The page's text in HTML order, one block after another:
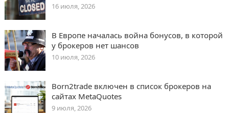
16 июля, 2026
В Европе началась война бонусов, в которой
у брокеров нет шансов
10 июля, 2026
Born2trade включен в список брокеров на
сайтах MetaQuotes
9 июля, 2026